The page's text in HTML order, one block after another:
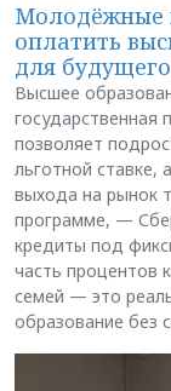
Молодёжные
оплатить
для будущего
Высшее
государственная
позволяет
льготной
выхода на рынок
программе, —
кредиты под
часть процентов
семей — это
образование без